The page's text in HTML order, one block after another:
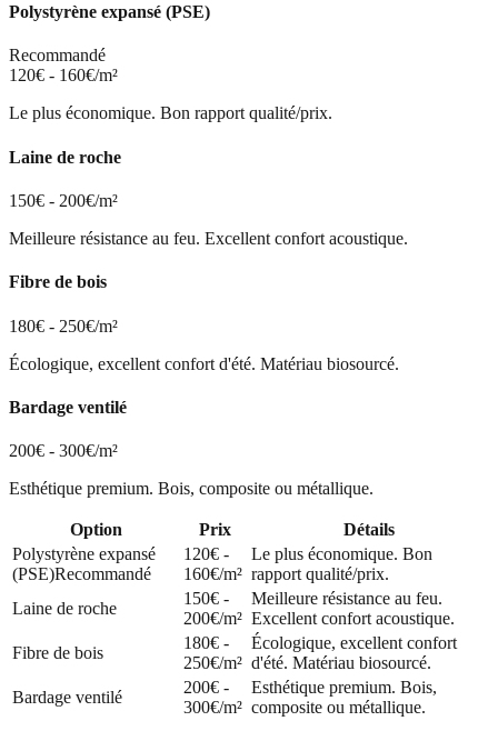
Polystyrène expansé (PSE)
Recommandé
120€ - 160€/m²
Le plus économique. Bon rapport qualité/prix.
Laine de roche
150€ - 200€/m²
Meilleure résistance au feu. Excellent confort acoustique.
Fibre de bois
180€ - 250€/m²
Écologique, excellent confort d'été. Matériau biosourcé.
Bardage ventilé
200€ - 300€/m²
Esthétique premium. Bois, composite ou métallique.
Option Prix
Détails
Polystyrène expansé
(PSE)Recommandé
120€ -
160€/m²
Le plus économique. Bon
rapport qualité/prix.
Laine de roche
150€ -
200€/m²
Meilleure résistance au feu.
Excellent confort acoustique.
Fibre de bois
180€ -
250€/m²
Écologique, excellent confort
d'été. Matériau biosourcé.
Bardage ventilé
200€ -
300€/m²
Esthétique premium. Bois,
composite ou métallique.